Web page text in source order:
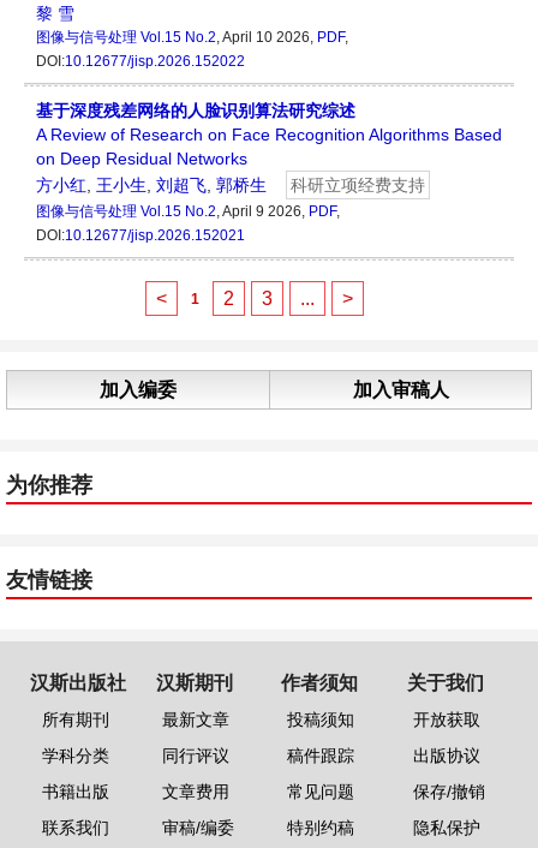
黎 雪
图像与信号处理 Vol.15 No.2, April 10 2026, PDF,
DOI:10.12677/jisp.2026.152022
基于深度残差网络的人脸识别算法研究综述
A Review of Research on Face Recognition Algorithms Based
on Deep Residual Networks
方小红
王小生 刘超飞 郭桥生 科研立项经费支持
图像与信号处理 Vol.15 No.2, April 9 2026, PDF,
DOI:10.12677/jisp.2026.152021
< 1 2 3 ... >
加入编委 加入审稿人
为你推荐
友情链接
汉斯出版社
所有期刊
学科分类
书籍出版
联系我们
汉斯期刊
最新文章
同行评议
文章费用
审稿/编委
作者须知
投稿须知
稿件跟踪
常见问题
特别约稿
关于我们
开放获取
出版协议
保存/撤销
隐私保护